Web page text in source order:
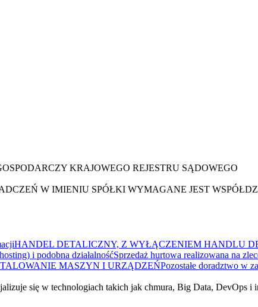
KRAJOWEGO REJESTRU SĄDOWEGO
W IMIENIU SPÓŁKI WYMAGANE JEST
HANDEL DETALICZNY, Z WYŁĄCZENIEM HANDLU
i podobna działalnośćSprzedaż hurtowa realizowana na
MASZYN I URZĄDZEŃPozostałe doradztwo w
się w technologiach takich jak chmura, Big Data, DevOps i